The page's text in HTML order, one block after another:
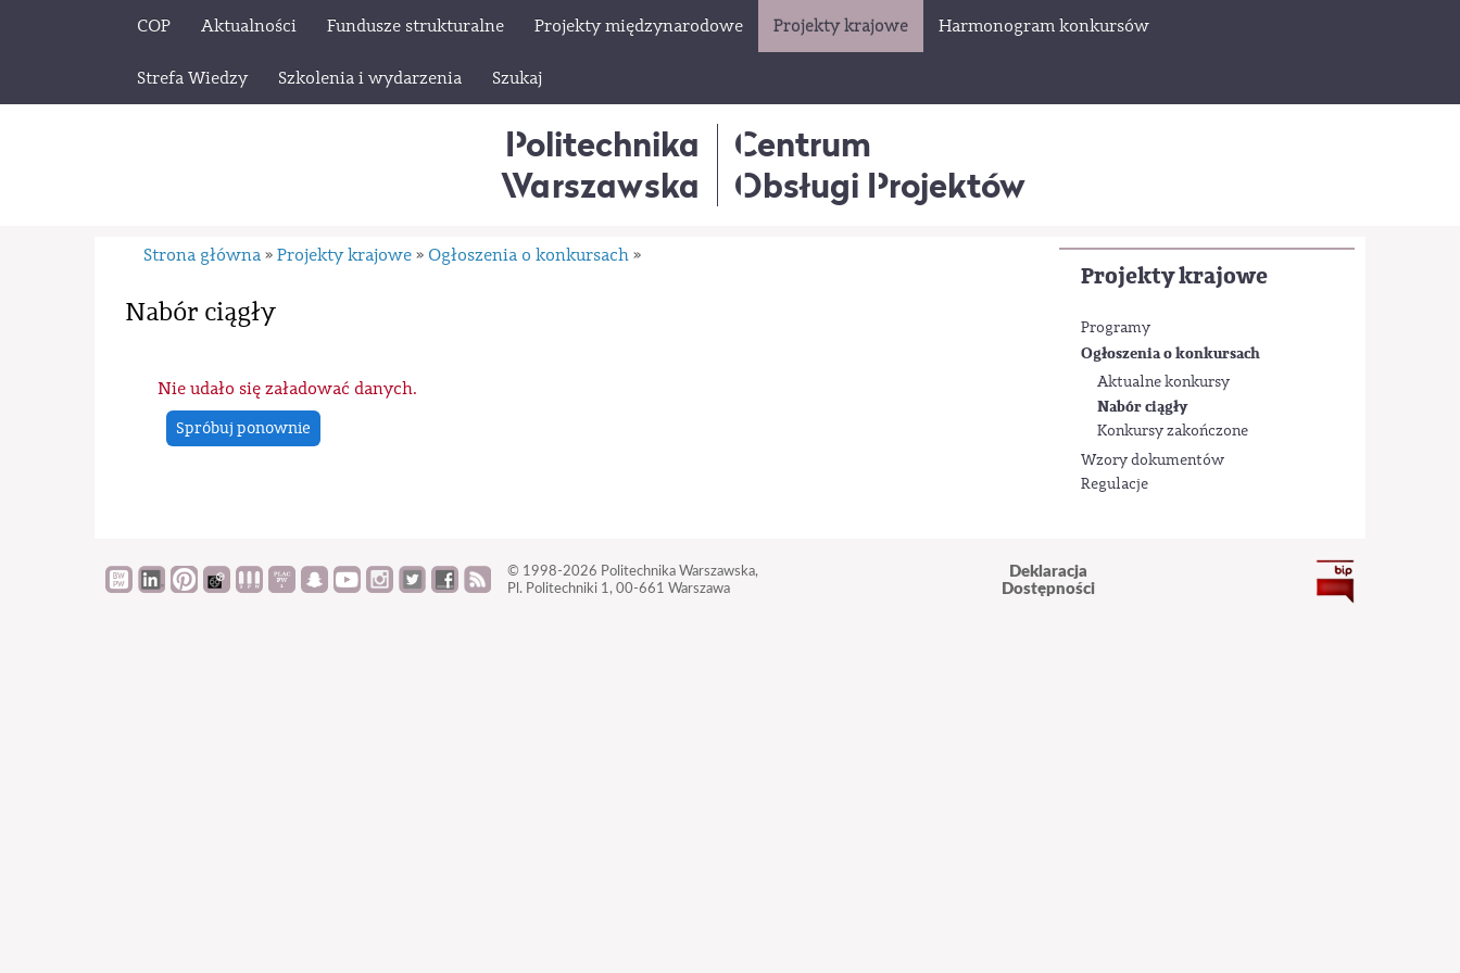
COP Aktualności Fundusze strukturalne Projekty międzynarodowe Projekty krajowe Harmonogram konkursów
Strefa Wiedzy Szkolenia i wydarzenia Szukaj
Politechnika
Warszawska
Centrum
Obsługi Projektów
Projekty krajowe
Programy
Ogłoszenia o konkursach
Aktualne konkursy
Nabór ciągły
Konkursy zakończone
Wzory dokumentów
Regulacje
Strona główna » Projekty krajowe » Ogłoszenia o konkursach »
Nabór ciągły
Nie udało się załadować danych.
Spróbuj ponownie
© 1998-2026 Politechnika Warszawska,
Pl. Politechniki 1, 00-661 Warszawa
Deklaracja
Dostępności